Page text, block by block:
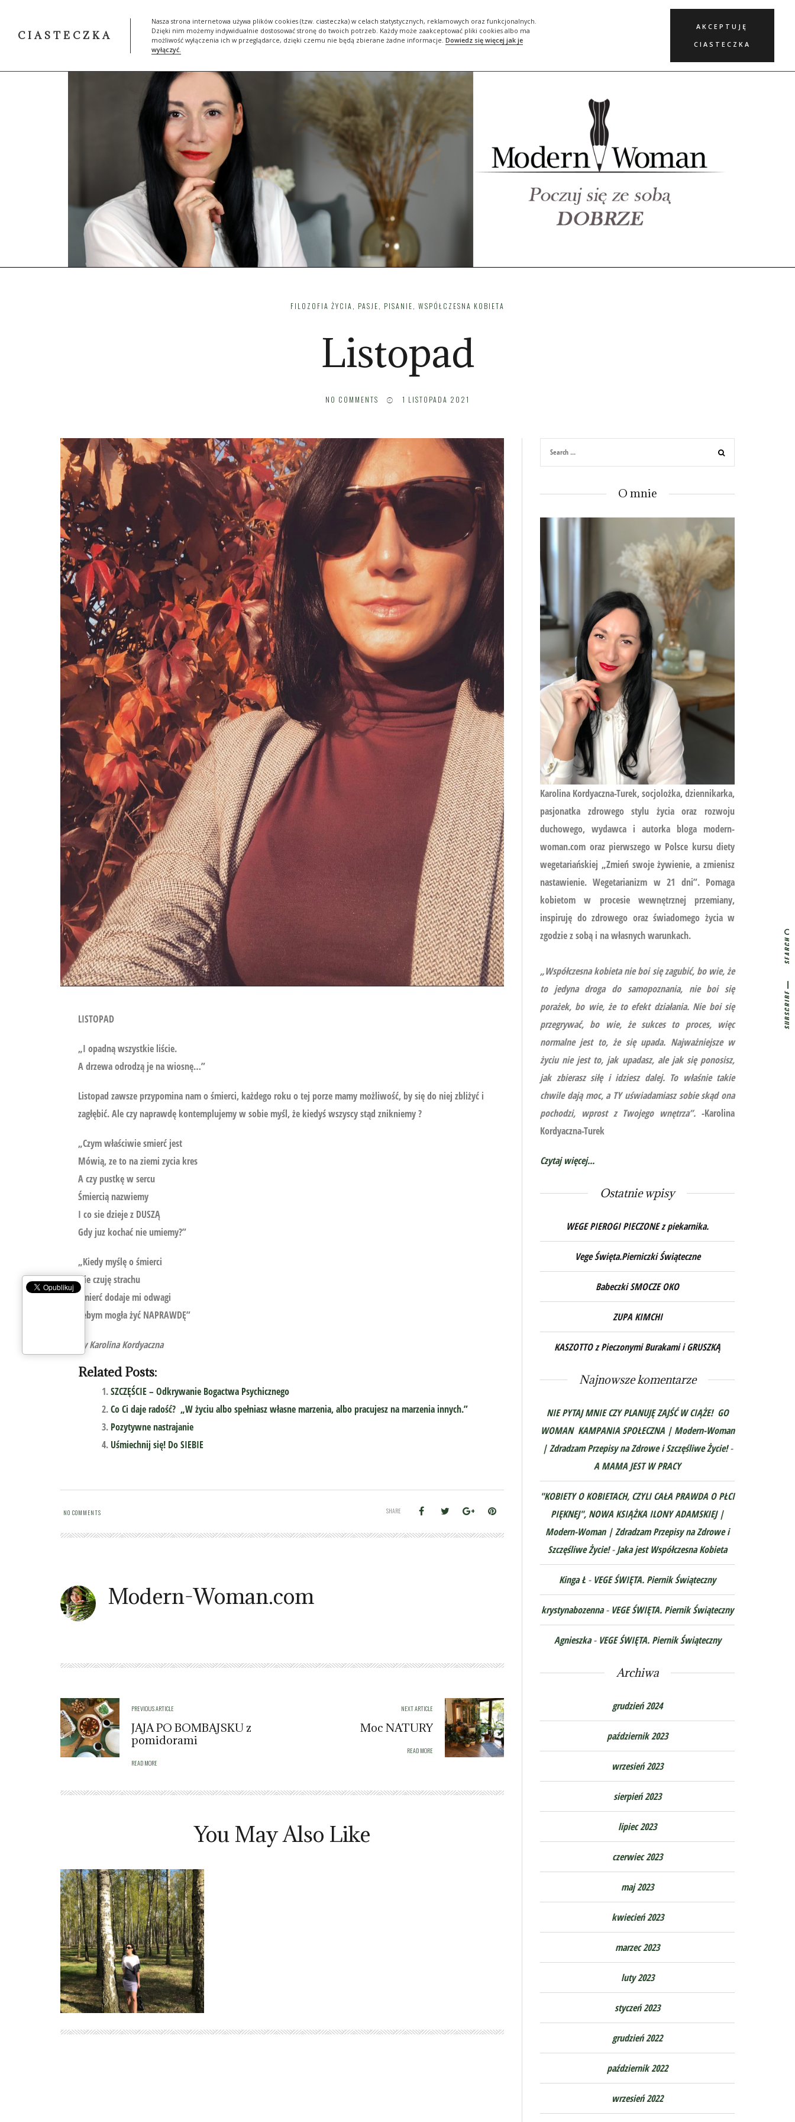
CIASTECZKA
Nasza strona internetowa używa plików cookies (tzw. ciasteczka) w celach statystycznych, reklamowych oraz funkcjonalnych.
Dzięki nim możemy indywidualnie dostosować stronę do twoich potrzeb. Każdy może zaakceptować pliki cookies albo ma
możliwość wyłączenia ich w przeglądarce, dzięki czemu nie będą zbierane żadne informacje. Dowiedz się więcej jak je
wyłączyć.
AKCEPTUJĘ
CIASTECZKA
FILOZOFIA ŻYCIA , PASJE, PISANIE, WSPÓŁCZESNA KOBIETA
Listopad
NO COMMENTS 1 LISTOPADA 2021
LISTOPAD
„I opadną wszystkie liście.
A drzewa odrodzą je na wiosnę…”
Listopad zawsze przypomina nam o śmierci, każdego roku o tej porze mamy możliwość, by się do niej zbliżyć i
zagłębić. Ale czy naprawdę kontemplujemy w sobie myśl, że kiedyś wszyscy stąd znikniemy ?
„Czym właściwie smierć jest
Mówią, ze to na ziemi zycia kres
A czy pustkę w sercu
Śmiercią nazwiemy
I co sie dzieje z DUSZĄ
Gdy juz kochać nie umiemy?”
„Kiedy myślę o śmierci
Nie czuję strachu
Śmierć dodaje mi odwagi
Żebym mogła żyć NAPRAWDĘ”
by Karolina Kordyaczna
Related Posts:
SZCZĘŚCIE – Odkrywanie Bogactwa Psychicznego
Co Ci daje radość? „W życiu albo spełniasz własne marzenia, albo pracujesz na marzenia innych.”
Pozytywne nastrajanie
Uśmiechnij się! Do SIEBIE
NO COMMENTS SHARE
Modern-Woman.com
PREVIOUS ARTICLE
JAJA PO BOMBAJSKU z
pomidorami
READ MORE
NEXT ARTICLE
Moc NATURY
READ MORE
You May Also Like
O mnie
Karolina Kordyaczna-Turek, socjolożka, dziennikarka,
pasjonatka zdrowego stylu życia oraz rozwoju
duchowego, wydawca i autorka bloga modern-
woman.com oraz pierwszego w Polsce kursu diety
wegetariańskiej „Zmień swoje żywienie, a zmienisz
nastawienie. Wegetarianizm w 21 dni”.Pomaga
kobietom w procesie wewnętrznej przemiany,
inspiruję do zdrowego oraz świadomego życia w
zgodzie z sobą i na własnych warunkach.
„Współczesna kobieta nie boi się zagubić, bo wie, że
to jedyna droga do samopoznania, nie boi się
porażek, bo wie, że to efekt działania. Nie boi się
przegrywać, bo wie, że sukces to proces, więc
normalne jest to, że się upada. Najważniejsze w
życiu nie jest to, jak upadasz, ale jak się ponosisz,
jak zbierasz siłę i idziesz dalej. To właśnie takie
chwile dają moc, a TY uświadamiasz sobie skąd ona
pochodzi, wprost z Twojego wnętrza”. -Karolina
Kordyaczna-Turek
Czytaj więcej...
Ostatnie wpisy
WEGE PIEROGI PIECZONE z piekarnika.
Vege Święta.Pierniczki Świąteczne
Babeczki SMOCZE OKO
ZUPA KIMCHI
KASZOTTO z Pieczonymi Burakami i GRUSZKĄ
Najnowsze komentarze
NIE PYTAJ MNIE CZY PLANUJĘ ZAJŚĆ W CIĄŻE! GO
WOMAN KAMPANIA SPOŁECZNA | Modern-Woman
| Zdradzam Przepisy na Zdrowe i Szczęśliwe Życie!-
A MAMA JEST W PRACY
"KOBIETY O KOBIETACH, CZYLI CAŁA PRAWDA O PŁCI
PIĘKNEJ", NOWA KSIĄŻKA ILONY ADAMSKIEJ |
Modern-Woman | Zdradzam Przepisy na Zdrowe i
Szczęśliwe Życie!-Jaka jest Współczesna Kobieta
Kinga Ł - VEGE ŚWIĘTA. Piernik Świąteczny
krystynabozenna- VEGE ŚWIĘTA. Piernik Świąteczny
Agnieszka- VEGE ŚWIĘTA. Piernik Świąteczny
Archiwa
grudzień 2024
październik 2023
wrzesień 2023
sierpień 2023
lipiec 2023
czerwiec 2023
maj 2023
kwiecień 2023
marzec 2023
luty 2023
styczeń 2023
grudzień 2022
październik 2022
wrzesień 2022
SEARCH
SUBSCRIBE